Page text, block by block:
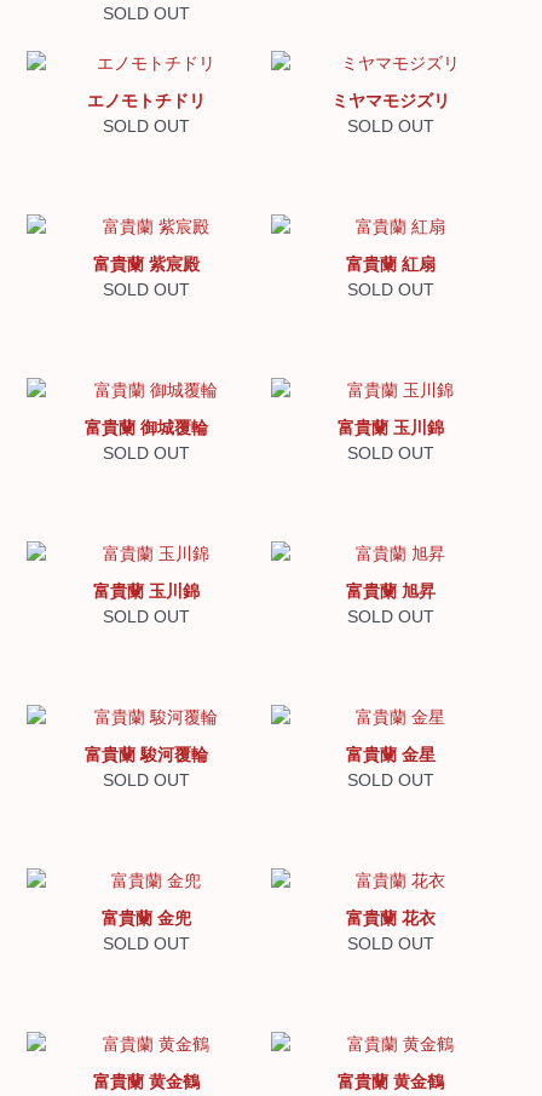
SOLD OUT
エノモトチドリ
SOLD OUT
ミヤマモジズリ
SOLD OUT
富貴蘭 紫宸殿
SOLD OUT
富貴蘭 紅扇
SOLD OUT
富貴蘭 御城覆輪
SOLD OUT
富貴蘭 玉川錦
SOLD OUT
富貴蘭 玉川錦
SOLD OUT
富貴蘭 旭昇
SOLD OUT
富貴蘭 駿河覆輪
SOLD OUT
富貴蘭 金星
SOLD OUT
富貴蘭 金兜
SOLD OUT
富貴蘭 花衣
SOLD OUT
富貴蘭 黄金鶴 富貴蘭 黄金鶴